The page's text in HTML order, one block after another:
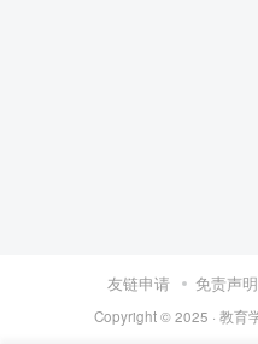
友链申请 免责声明
Copyright © 2025 · 教育